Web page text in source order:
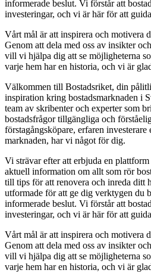
informerade beslut. Vi förstår att
investeringar, och vi är här för att
Vårt mål är att inspirera och motivera
Genom att dela med oss av insikter
vill vi hjälpa dig att se möjligheterna
varje hem har en historia, och vi är
Välkommen till Bostadsriket, din
inspiration kring bostadsmarknaden i
team av skribenter och experter som
bostadsfrågor tillgängliga och
förstagångsköpare, erfaren
marknaden, har vi något för dig.
Vi strävar efter att erbjuda en
aktuell information om allt som rör
till tips för att renovera och inreda ditt
utformade för att ge dig verktygen du
informerade beslut. Vi förstår att
investeringar, och vi är här för att
Vårt mål är att inspirera och motivera
Genom att dela med oss av insikter
vill vi hjälpa dig att se möjligheterna
varje hem har en historia, och vi är